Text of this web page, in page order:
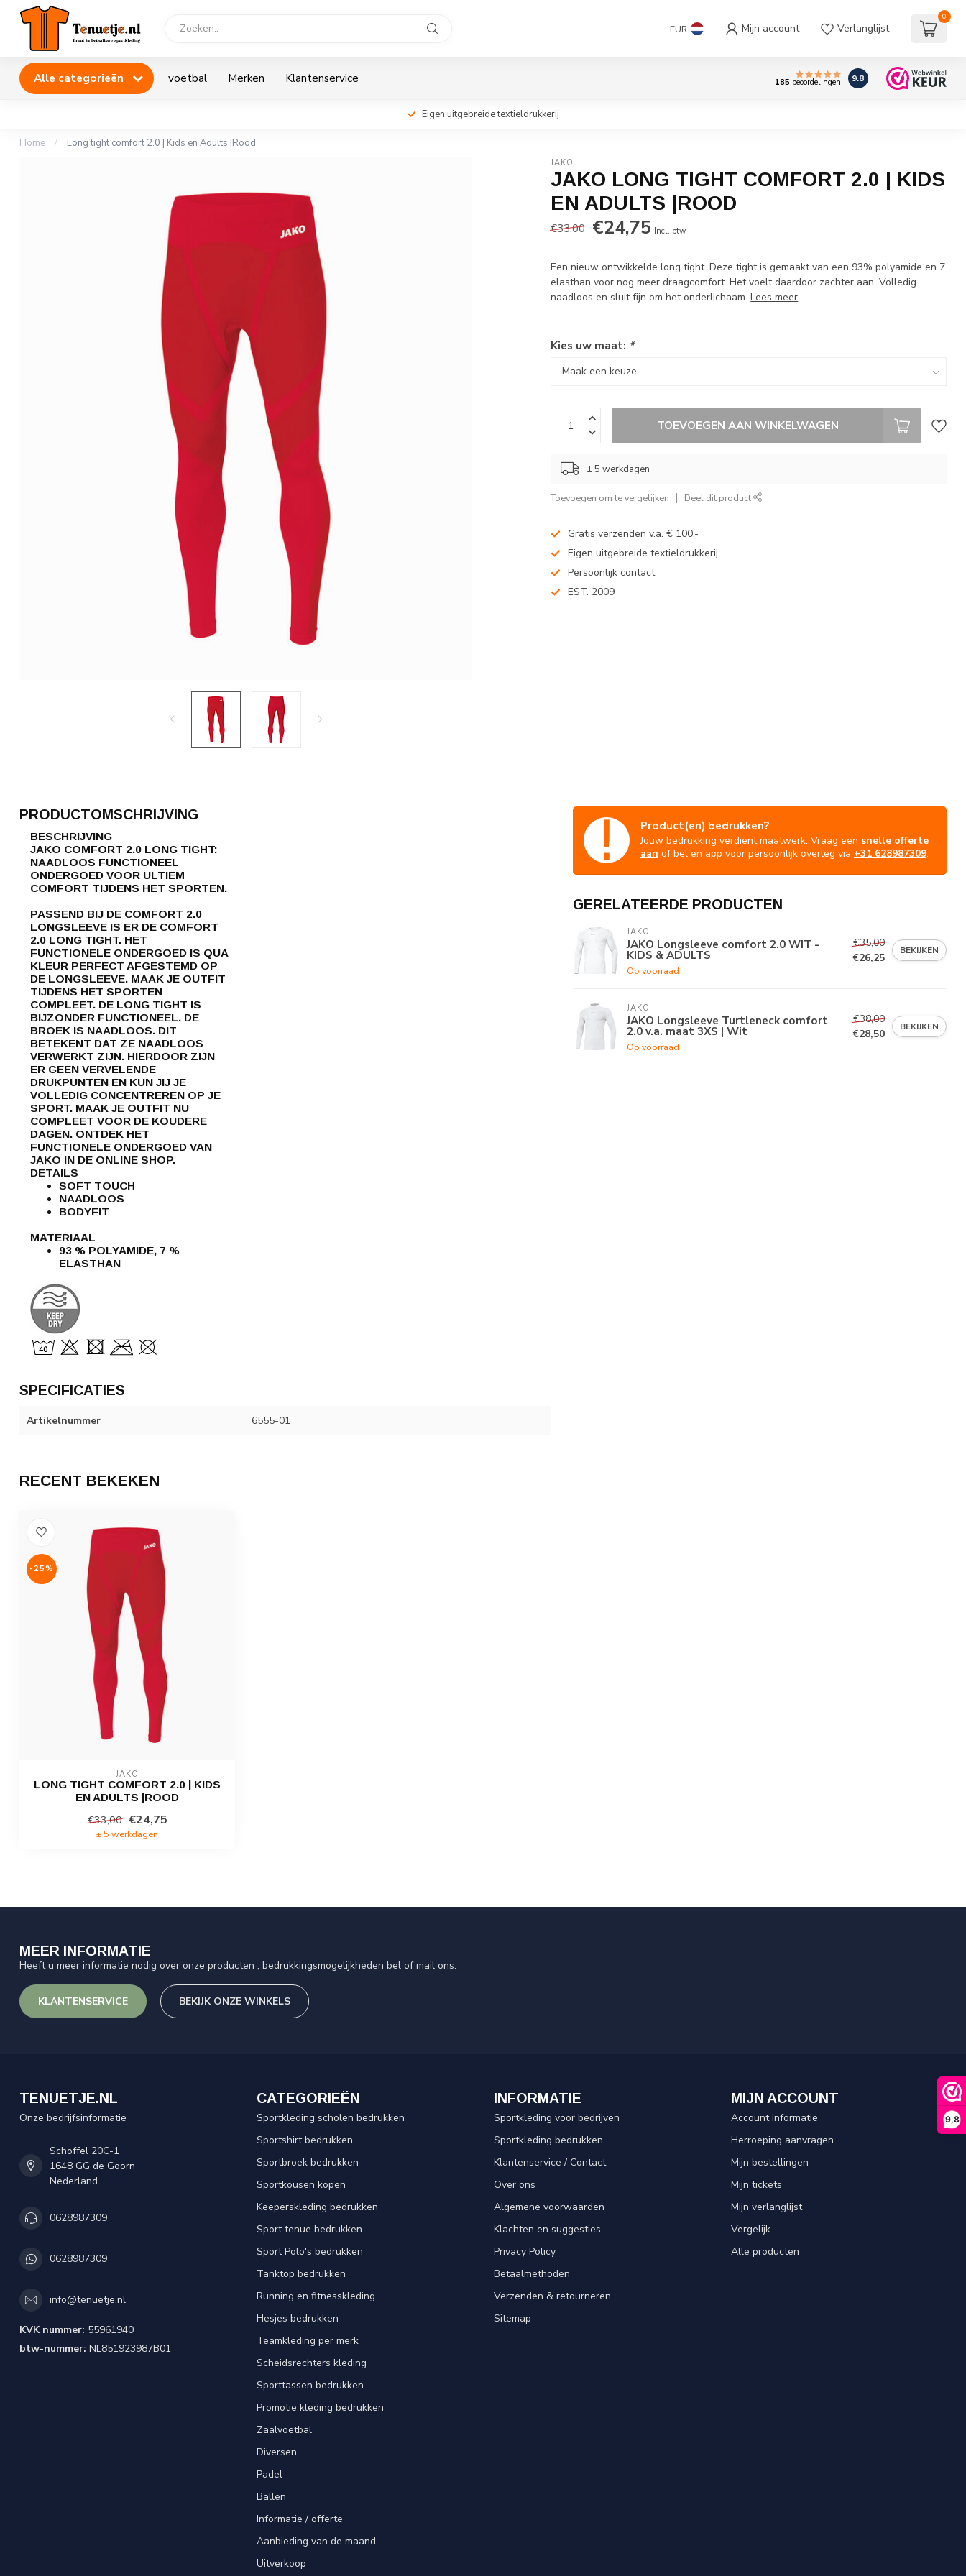
9,8
EUR Mijn account Verlanglijst
0
Alle categorieën voetbal Merken Klantenservice 185 beoordelingen 9.8
Eigen uitgebreide textieldrukkerij
Home / Long tight comfort 2.0 | Kids en Adults |Rood
JAKO
JAKO LONG TIGHT COMFORT 2.0 | KIDS
EN ADULTS |ROOD
€33,00 €24,75 Incl. btw
Een nieuw ontwikkelde long tight. Deze tight is gemaakt van een 93% polyamide en 7
elasthan voor nog meer draagcomfort. Het voelt daardoor zachter aan. Volledig
naadloos en sluit fijn om het onderlichaam.Lees meer.
Kies uw maat: *
TOEVOEGEN AAN WINKELWAGEN
± 5 werkdagen
Toevoegen om te vergelijken Deel dit product
Gratis verzenden v.a. € 100,-
Eigen uitgebreide textieldrukkerij
Persoonlijk contact
EST. 2009
PRODUCTOMSCHRIJVING
BESCHRIJVING
JAKO COMFORT 2.0 LONG TIGHT:
NAADLOOS FUNCTIONEEL
ONDERGOED VOOR ULTIEM
COMFORT TIJDENS HET SPORTEN.
PASSEND BIJ DE COMFORT 2.0
LONGSLEEVE IS ER DE COMFORT
2.0 LONG TIGHT. HET
FUNCTIONELE ONDERGOED IS QUA
KLEUR PERFECT AFGESTEMD OP
DE LONGSLEEVE. MAAK JE OUTFIT
TIJDENS HET SPORTEN
COMPLEET. DE LONG TIGHT IS
BIJZONDER FUNCTIONEEL. DE
BROEK IS NAADLOOS. DIT
BETEKENT DAT ZE NAADLOOS
VERWERKT ZIJN. HIERDOOR ZIJN
ER GEEN VERVELENDE
DRUKPUNTEN EN KUN JIJ JE
VOLLEDIG CONCENTREREN OP JE
SPORT. MAAK JE OUTFIT NU
COMPLEET VOOR DE KOUDERE
DAGEN. ONTDEK HET
FUNCTIONELE ONDERGOED VAN
JAKO IN DE ONLINE SHOP.
DETAILS
SOFT TOUCH
NAADLOOS
BODYFIT
MATERIAAL
93 % POLYAMIDE, 7 %
ELASTHAN
SPECIFICATIES
Artikelnummer 6555-01
Product(en) bedrukken?
Jouw bedrukking verdient maatwerk. Vraag een snelle offerte
aan of bel en app voor persoonlijk overleg via +31 628987309.
GERELATEERDE PRODUCTEN
JAKO
JAKO Longsleeve comfort 2.0 WIT -
KIDS & ADULTS
Op voorraad
€35,00
€26,25
BEKIJKEN
JAKO
JAKO Longsleeve Turtleneck comfort
2.0 v.a. maat 3XS | Wit
Op voorraad
€38,00
€28,50
BEKIJKEN
RECENT BEKEKEN
-25%
JAKO
LONG TIGHT COMFORT 2.0 | KIDS
EN ADULTS |ROOD
€33,00 €24,75
± 5 werkdagen
MEER INFORMATIE
Heeft u meer informatie nodig over onze producten , bedrukkingsmogelijkheden bel of mail ons.
KLANTENSERVICE BEKIJK ONZE WINKELS
TENUETJE.NL
Onze bedrijfsinformatie
Schoffel 20C-1
1648 GG de Goorn
Nederland
0628987309
0628987309
info@tenuetje.nl
KVK nummer: 55961940
btw-nummer: NL851923987B01
CATEGORIEËN
Sportkleding scholen bedrukken
Sportshirt bedrukken
Sportbroek bedrukken
Sportkousen kopen
Keeperskleding bedrukken
Sport tenue bedrukken
Sport Polo's bedrukken
Tanktop bedrukken
Running en fitnesskleding
Hesjes bedrukken
Teamkleding per merk
Scheidsrechters kleding
Sporttassen bedrukken
Promotie kleding bedrukken
Zaalvoetbal
Diversen
Padel
Ballen
Informatie / offerte
Aanbieding van de maand
Uitverkoop
INFORMATIE
Sportkleding voor bedrijven
Sportkleding bedrukken
Klantenservice / Contact
Over ons
Algemene voorwaarden
Klachten en suggesties
Privacy Policy
Betaalmethoden
Verzenden & retourneren
Sitemap
MIJN ACCOUNT
Account informatie
Herroeping aanvragen
Mijn bestellingen
Mijn tickets
Mijn verlanglijst
Vergelijk
Alle producten